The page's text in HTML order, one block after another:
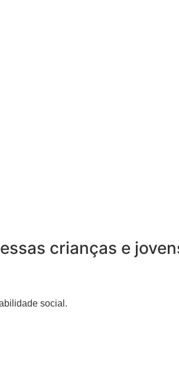
crianças e
social.